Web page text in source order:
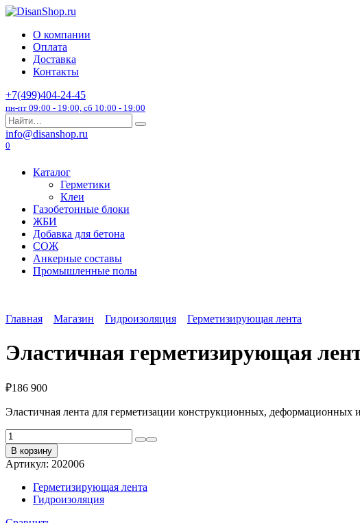
Перейти
содержанию
О компании
Оплата
Доставка
Контакты
+7(499)404-24-45
пн-пт 09:00 - 19:00, сб 10:00 - 19:00
Search
for:
info@disanshop.ru
0
Каталог
Герметики
Клеи
Газобетонные блоки
ЖБИ
Добавка для бетона
СОЖ
Анкерные составы
Промышленные полы
Главная Магазин Гидроизоляция Герметизирующая лента
Эластичная герметизирующая
₽186 900
Эластичная лента для герметизации конструкционных,
Количество
товара
Эластичная
герметизирующая
лента
Sikadur
Combiflex
В корзину
Артикул: 202006
Герметизирующая лента
Гидроизоляция